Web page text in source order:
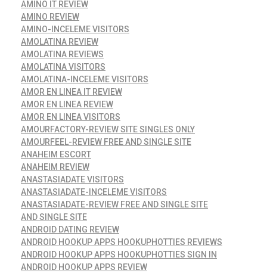
AMINO IT REVIEW
AMINO REVIEW
AMINO-INCELEME VISITORS
AMOLATINA REVIEW
AMOLATINA REVIEWS
AMOLATINA VISITORS
AMOLATINA-INCELEME VISITORS
AMOR EN LINEA IT REVIEW
AMOR EN LINEA REVIEW
AMOR EN LINEA VISITORS
AMOURFACTORY-REVIEW SITE SINGLES ONLY
AMOURFEEL-REVIEW FREE AND SINGLE SITE
ANAHEIM ESCORT
ANAHEIM REVIEW
ANASTASIADATE VISITORS
ANASTASIADATE-INCELEME VISITORS
ANASTASIADATE-REVIEW FREE AND SINGLE SITE
AND SINGLE SITE
ANDROID DATING REVIEW
ANDROID HOOKUP APPS HOOKUPHOTTIES REVIEWS
ANDROID HOOKUP APPS HOOKUPHOTTIES SIGN IN
ANDROID HOOKUP APPS REVIEW